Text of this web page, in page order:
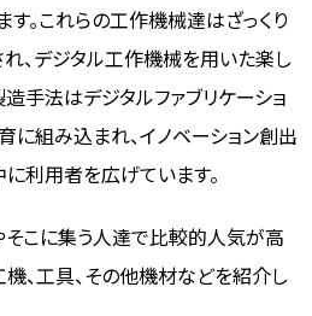
。これらの工作機械達はざっくり
、デジタル工作機械を用いた楽し
造手法はデジタルファブリケーショ
に組み込まれ、イノベーション創出
利用者を広げています。
こに集う人達で比較的人気が高
、工具、その他機材などを紹介し